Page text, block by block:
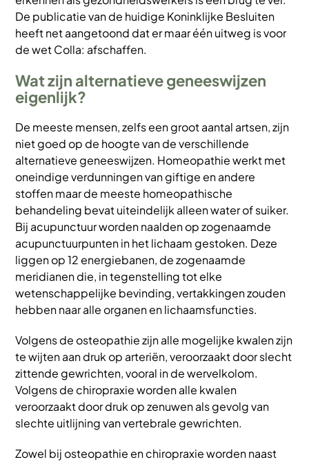
De publicatie van de huidige Koninklijke Besluiten
heeft net aangetoond dat er maar één uitweg is voor
de wet Colla: afschaffen.
Wat zijn alternatieve geneeswijzen
eigenlijk?
De meeste mensen, zelfs een groot aantal artsen, zijn
niet goed op de hoogte van de verschillende
alternatieve geneeswijzen. Homeopathie werkt met
oneindige verdunningen van giftige en andere
stoffen maar de meeste homeopathische
behandeling bevat uiteindelijk alleen water of suiker.
Bij acupunctuur worden naalden op zogenaamde
acupunctuurpunten in het lichaam gestoken. Deze
liggen op 12 energiebanen, de zogenaamde
meridianen die, in tegenstelling tot elke
wetenschappelijke bevinding, vertakkingen zouden
hebben naar alle organen en lichaamsfuncties.
Volgens de osteopathie zijn alle mogelijke kwalen zijn
te wijten aan druk op arteriën, veroorzaakt door slecht
zittende gewrichten, vooral in de wervelkolom.
Volgens de chiropraxie worden alle kwalen
veroorzaakt door druk op zenuwen als gevolg van
slechte uitlijning van vertebrale gewrichten.
Zowel bij osteopathie en chiropraxie worden naast